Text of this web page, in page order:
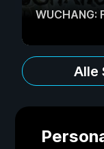
WUCHANG:
Alle